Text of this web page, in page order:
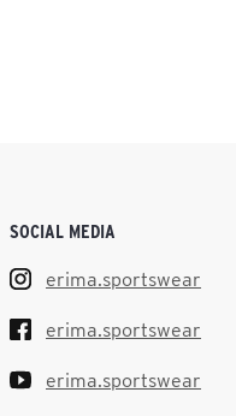
SOCIAL MEDIA
erima.sportswear
erima.sportswear
erima.sportswear